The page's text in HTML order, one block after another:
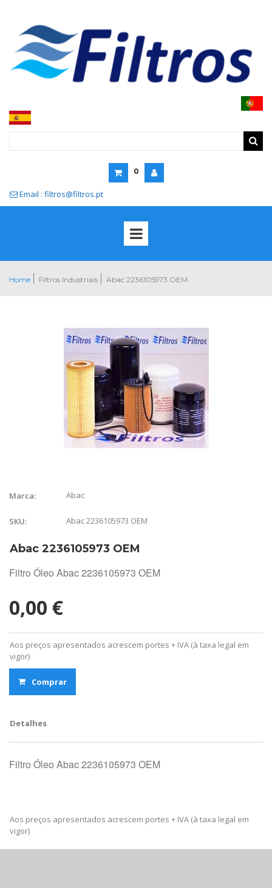
0
 Email : filtros@filtros.pt
Home Filtros Industriais Abac 2236105973 OEM
Marca: Abac
SKU: Abac 2236105973 OEM
Abac 2236105973 OEM
Filtro Óleo Abac 2236105973 OEM
0,00 €
Aos preços apresentados acrescem portes + IVA (à taxa legal em
vigor)
Comprar
Detalhes
Filtro Óleo Abac 2236105973 OEM
Aos preços apresentados acrescem portes + IVA (à taxa legal em
vigor)